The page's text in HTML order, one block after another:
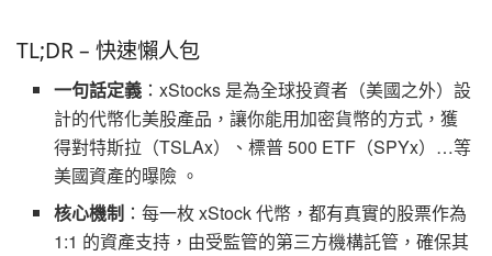
TL;DR – 快速懶人包
一句話定義 ：xStocks 是為全球投資者（美國之外）設
計的代幣化美股產品，讓你能用加密貨幣的方式，獲
得對特斯拉（TSLAx）、標普 500 ETF（SPYx）…等
美國資產的曝險 。
核心機制 ：每一枚 xStock 代幣，都有真實的股票作為
1:1 的資產支持，由受監管的第三方機構託管，確保其